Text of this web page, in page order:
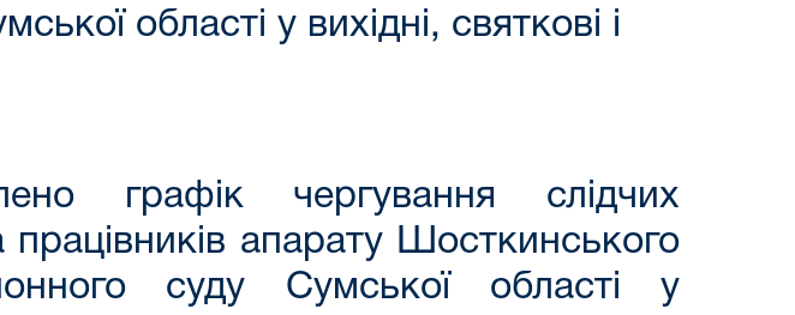
області у вихідні, святкові і
графік чергування слідчих
працівників апарату Шосткинського
суду Сумської області у